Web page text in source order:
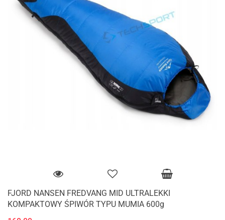
FJORD NANSEN FREDVANG MID ULTRALEKKI
KOMPAKTOWY ŚPIWÓR TYPU MUMIA 600g